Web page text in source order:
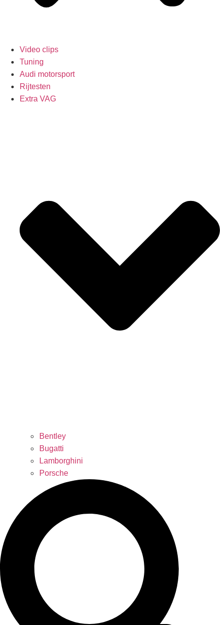
Video clips
Tuning
Audi motorsport
Rijtesten
Extra VAG
Bentley
Bugatti
Lamborghini
Porsche